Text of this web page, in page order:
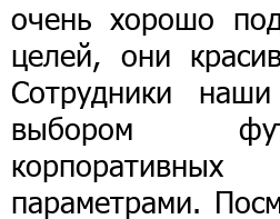
очень хорошо
целей, они
Сотрудники
выбором
параметрами.